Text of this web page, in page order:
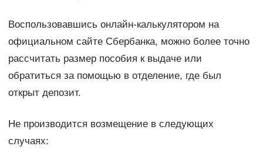
Воспользовавшись онлайн-калькулятором на
официальном сайте Сбербанка, можно более точно
рассчитать размер пособия к выдаче или
обратиться за помощью в отделение, где был
открыт депозит.
Не производится возмещение в следующих
случаях: